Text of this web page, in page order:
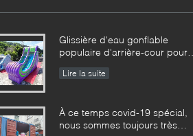
Glissière d'eau gonflable
populaire d'arrière-cour pour
Lire la suite
À ce temps covid-19 spécial,
nous sommes toujours très